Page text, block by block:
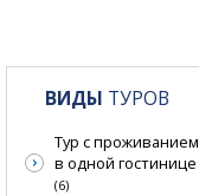
ВИДЫ ТУРОВ
Тур с проживанием
в одной гостинице
(6)